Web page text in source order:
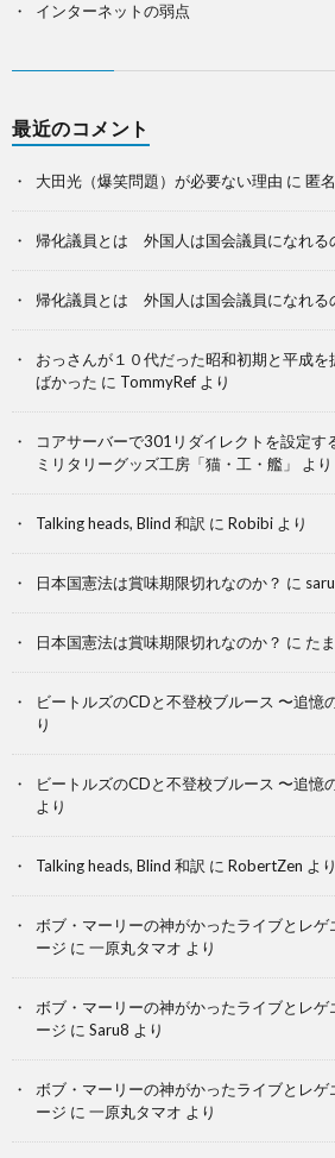
インターネットの弱点
最近のコメント
大田光（爆笑問題）が必要ない理由 に 匿名
帰化議員とは 外国人は国会議員になれる
帰化議員とは 外国人は国会議員になれる
おっさんが１０代だった昭和初期と平成
ばかった に TommyRef より
コアサーバーで301リダイレクトを設定す
ミリタリーグッズ工房「猫・工・艦」
より
Talking heads, Blind 和訳 に Robibi より
日本国憲法は賞味期限切れなのか？ に
日本国憲法は賞味期限切れなのか？ に た
ビートルズのCDと不登校ブルース 〜追憶
り
ビートルズのCDと不登校ブルース 〜追憶
より
Talking heads, Blind 和訳 に RobertZen より
ボブ・マーリーの神がかったライブとレ
ージ に 一原丸タマオ より
ボブ・マーリーの神がかったライブとレ
ージ に Saru8 より
ボブ・マーリーの神がかったライブとレ
ージ に 一原丸タマオ より